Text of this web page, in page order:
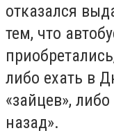
отказался
тем, что
либо ехать в
«зайцев»,
назад».